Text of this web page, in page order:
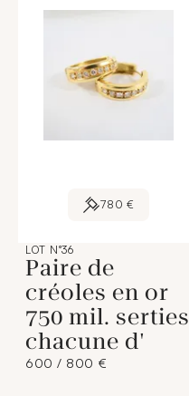
780 €
LOT N°36
Paire de
créoles en or
750 mil. serties
chacune d'
600 / 800 €